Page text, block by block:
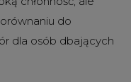
do
dla osób dbających